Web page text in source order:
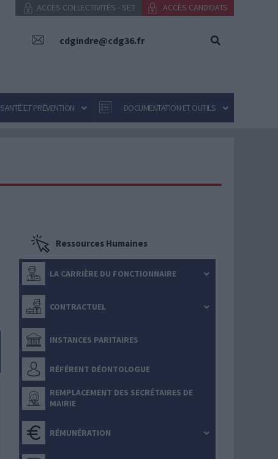
ACCÈS COLLECTIVITÉS - SET ACCÈS CANDIDATS
cdgindre@cdg36.fr
SANTÉ ET PRÉVENTION DOCUMENTATION ET OUTILS
Ressources Humaines
LA CARRIÈRE DU FONCTIONNAIRE
CONTRACTUEL
INSTANCES PARITAIRES
RÉFÉRENT DÉONTOLOGUE
REMPLACEMENT DES SECRÉTAIRES DE
MAIRIE
RÉMUNÉRATION